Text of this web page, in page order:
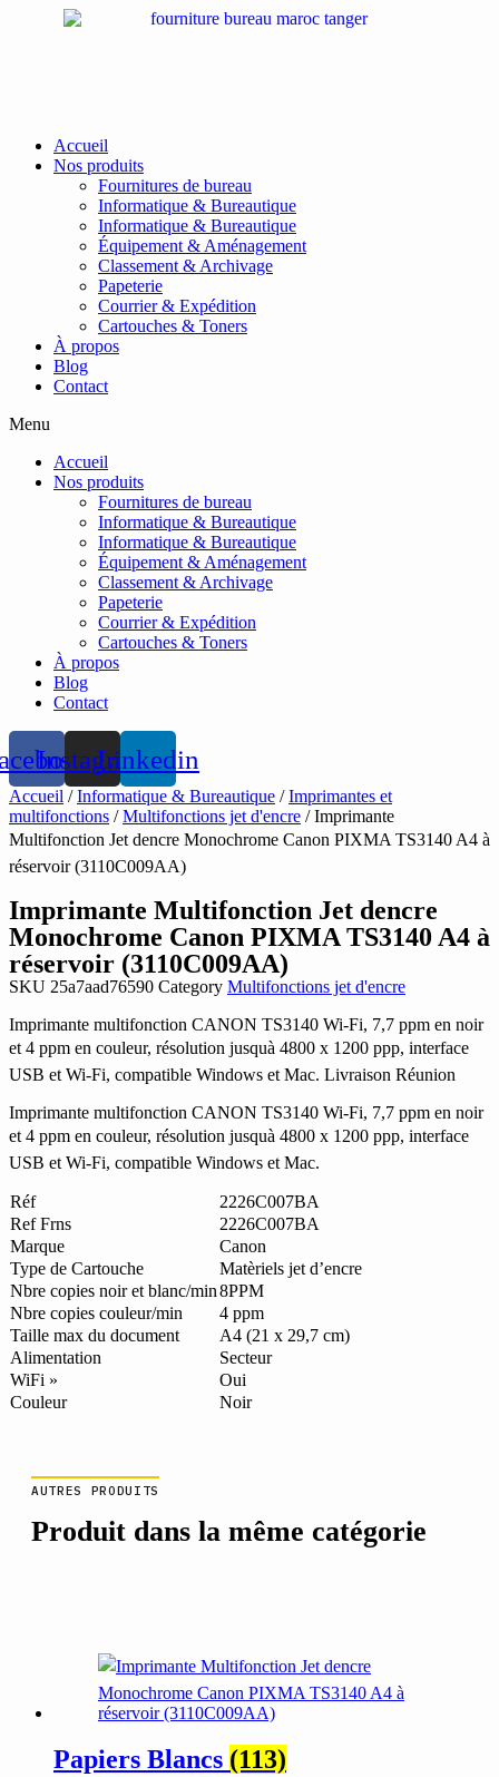
Accueil
Nos produits
Fournitures de bureau
Informatique & Bureautique
Informatique & Bureautique
Équipement & Aménagement
Classement & Archivage
Papeterie
Courrier & Expédition
Cartouches & Toners
À propos
Blog
Contact
Menu
Accueil
Nos produits
Fournitures de bureau
Informatique & Bureautique
Informatique & Bureautique
Équipement & Aménagement
Classement & Archivage
Papeterie
Courrier & Expédition
Cartouches & Toners
À propos
Blog
Contact
InstagramLinkedin
Accueil /Informatique & Bureautique /Imprimantes et
multifonctions /Multifonctions jet d'encre / Imprimante
Multifonction Jet dencre Monochrome Canon PIXMA TS3140 A4 à
réservoir (3110C009AA)
Imprimante Multifonction Jet dencre
Monochrome Canon PIXMA TS3140 A4 à
réservoir (3110C009AA)
SKU 25a7aad76590 Category Multifonctions jet d'encre
Imprimante multifonction CANON TS3140 Wi-Fi, 7,7 ppm en noir
et 4 ppm en couleur, résolution jusquà 4800 x 1200 ppp, interface
USB et Wi-Fi, compatible Windows et Mac. Livraison Réunion
Imprimante multifonction CANON TS3140 Wi-Fi, 7,7 ppm en noir
et 4 ppm en couleur, résolution jusquà 4800 x 1200 ppp, interface
USB et Wi-Fi, compatible Windows et Mac.
Réf
2226C007BA
Ref Frns
2226C007BA
Marque
Canon
Type de Cartouche
Matèriels jet d’encre
Nbre copies noir et blanc/min8PPM
Nbre copies couleur/min
4 ppm
Taille max du document
A4 (21 x 29,7 cm)
Alimentation
Secteur
WiFi »
Oui
Couleur
Noir
AUTRES PRODUITS
Produit dans la même catégorie
Papiers Blancs (113)